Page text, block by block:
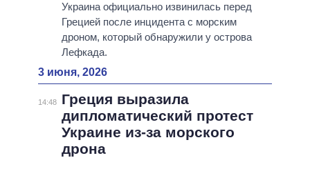
Украина официально извинилась перед
Грецией после инцидента с морским
дроном, который обнаружили у острова
Лефкада.
3 июня, 2026
14:48
Греция выразила
дипломатический протест
Украине из-за морского
дрона